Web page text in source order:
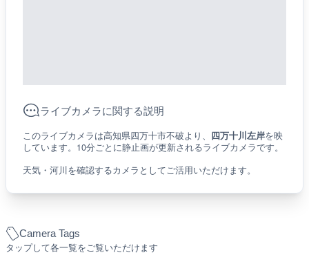
Camera Tags
タップして各一覧をご覧いただけます
ライブカメラに関する説明
このライブカメラは高知県四万十市不破より、 四万十川左岸を映
しています。10分ごとに静止画が更新されるライブカメラです。
天気・河川を確認するカメラとしてご活用いただけます。